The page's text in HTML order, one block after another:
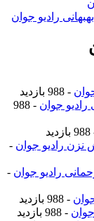
رادیو جوان
- 988 بازدید
رادیو جوان
- 988
نزن رادیو جوان -
رادیو جوان -
- 988 بازدید
- 988 بازدید